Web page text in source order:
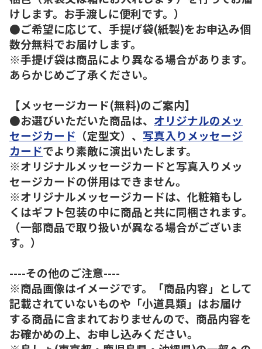
けします。お手渡しに便利です。）
●ご希望に応じて、手提げ袋(紙製)をお申込み個
数分無料でお届けします。
※手提げ袋は商品により異なる場合があります。
あらかじめご了承ください。
【メッセージカード(無料)のご案内】
●お選びいただいた商品は、 オリジナルのメッ
セージカード （定型文）、 写真入りメッセージ
カードでより素敵に演出いたします。
※オリジナルメッセージカードと写真入りメッ
セージカードの併用はできません。
※オリジナルメッセージカードは、化粧箱もし
くはギフト包装の中に商品と共に同梱されます。
（一部商品で取り扱いが異なる場合がございま
す。）
----その他のご注意----
※商品画像はイメージです。「商品内容」として
記載されていないものや「小道具類」はお届け
する商品に含まれておりませんので、商品内容を
お確かめの上、お申し込みください。